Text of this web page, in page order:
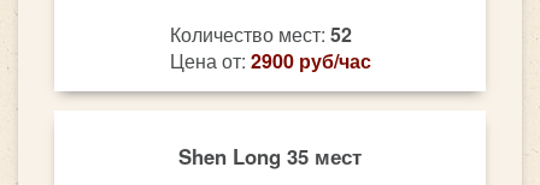
Количество мест: 52
Цена от: 2900 руб/час
Shen Long 35 мест